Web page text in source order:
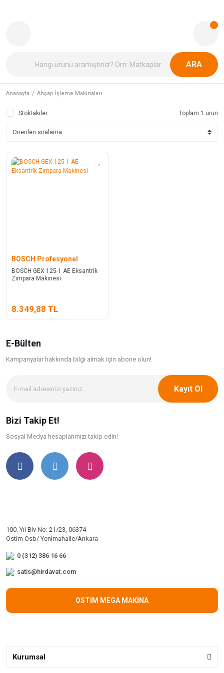
ARA
Anasayfa Ahşap İşleme Makinaları
Stoktakiler Toplam 1 ürün
BOSCH Profesyonel
BOSCH GEX 125-1 AE Eksantrik
Zımpara Makinesi
8.349,88 TL
E-Bülten
Kampanyalar hakkında bilgi almak için abone olun!
Kayıt Ol
Bizi Takip Et!
Sosyal Medya hesaplarımızı takip edin!
100. Yıl Blv No: 21/23, 06374
Ostim Osb/ Yenimahalle/Ankara
0 (312) 386 16 66
satis@hirdavat.com
OSTİM MEGA MAKİNA
Kurumsal